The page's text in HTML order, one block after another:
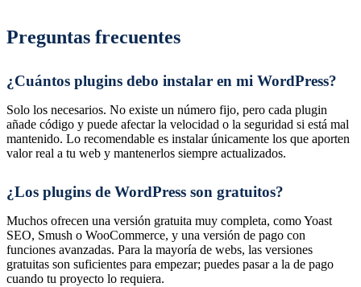
Preguntas frecuentes
¿Cuántos plugins debo instalar en mi WordPress?
Solo los necesarios. No existe un número fijo, pero cada plugin
añade código y puede afectar la velocidad o la seguridad si está mal
mantenido. Lo recomendable es instalar únicamente los que aporten
valor real a tu web y mantenerlos siempre actualizados.
¿Los plugins de WordPress son gratuitos?
Muchos ofrecen una versión gratuita muy completa, como Yoast
SEO, Smush o WooCommerce, y una versión de pago con
funciones avanzadas. Para la mayoría de webs, las versiones
gratuitas son suficientes para empezar; puedes pasar a la de pago
cuando tu proyecto lo requiera.